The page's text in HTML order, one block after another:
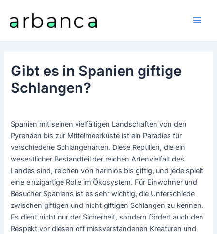
Inhalt
springen
Gibt es in Spanien giftige
Schlangen?
Spanien mit seinen vielfältigen Landschaften von den
Pyrenäen bis zur Mittelmeerküste ist ein Paradies für
verschiedene Schlangenarten. Diese Reptilien, die ein
wesentlicher Bestandteil der reichen Artenvielfalt des
Landes sind, reichen von harmlos bis giftig, und jede spielt
eine einzigartige Rolle im Ökosystem. Für Einwohner und
Besucher Spaniens ist es sehr wichtig, die Unterschiede
zwischen giftigen und nicht giftigen Schlangen zu kennen.
Es dient nicht nur der Sicherheit, sondern fördert auch den
Respekt vor diesen oft missverstandenen Kreaturen und